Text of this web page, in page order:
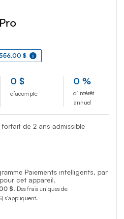
556,00 $
0 $
d’acompte
0 %
d’intérêt
annuel
de 2 ans admissible
Paiements intelligents, par
cet appareil.
$. Des frais uniques de
s’appliquent.